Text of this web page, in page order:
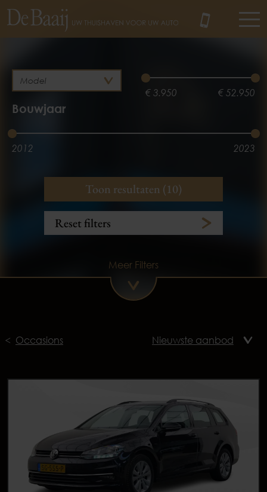
€ 3.950 € 52.950
Bouwjaar
2012 2023
Diesel
Benzine
3.100 km 245.385 km
Toon resultaten (10)
Reset filters
Meer Filters
Occasions